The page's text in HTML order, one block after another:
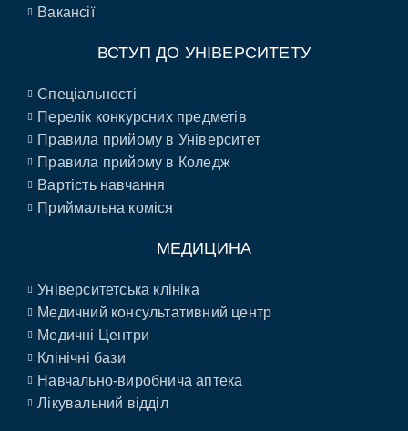
Вакансії
ВСТУП ДО УНІВЕРСИТЕТУ
Спеціальності
Перелік конкурсних предметів
Правила прийому в Університет
Правила прийому в Коледж
Вартість навчання
Приймальна коміся
МЕДИЦИНА
Університетська клініка
Медичний консультативний центр
Медичні Центри
Клінічні бази
Навчально-виробнича аптека
Лікувальний відділ